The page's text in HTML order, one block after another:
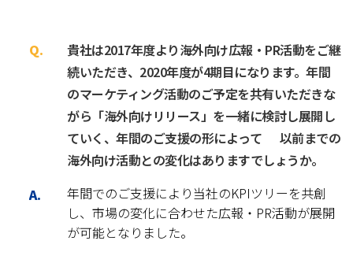
貴社は2017年度より海外向け広報・PR活動をご継
続いただき、2020年度が4期目になります。年間
のマーケティング活動のご予定を共有いただきな
がら「海外向けリリース」を一緒に検討し展開し
ていく、年間のご支援の形によって 以前までの
海外向け活動との変化はありますでしょうか。
年間でのご支援により当社のKPIツリーを共創
し、市場の変化に合わせた広報・PR活動が展開
が可能となりました。